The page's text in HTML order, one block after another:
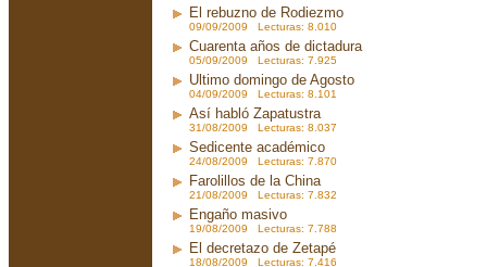
El rebuzno de Rodiezmo
09/09/2009 Lecturas: 8.010
Cuarenta años de dictadura
05/09/2009 Lecturas: 7.925
Ultimo domingo de Agosto
04/09/2009 Lecturas: 8.101
Así habló Zapatustra
31/08/2009 Lecturas: 8.037
Sedicente académico
24/08/2009 Lecturas: 7.870
Farolillos de la China
21/08/2009 Lecturas: 7.832
Engaño masivo
19/08/2009 Lecturas: 7.788
El decretazo de Zetapé
18/08/2009 Lecturas: 7.416